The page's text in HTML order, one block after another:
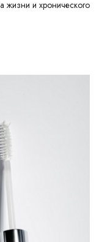
жизни и хронического